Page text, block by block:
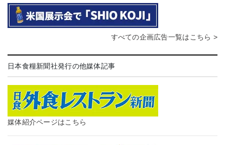
すべての企画広告一覧はこちら >
日本食糧新聞社発行の他媒体記事
媒体紹介ページはこちら